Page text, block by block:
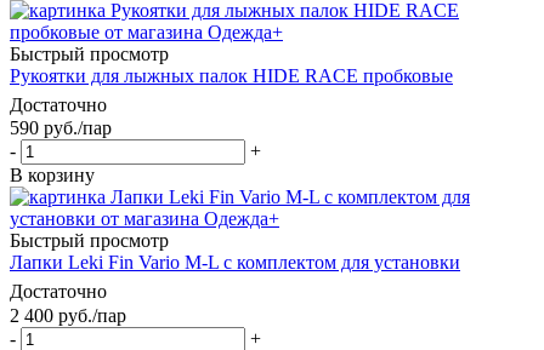
Быстрый просмотр
Рукоятки для лыжных палок HIDE RACE пробковые
Достаточно
590 руб./пар
-
+
В корзину
Быстрый просмотр
Лапки Leki Fin Vario M-L с комплектом для установки
Достаточно
2 400 руб./пар
-
+